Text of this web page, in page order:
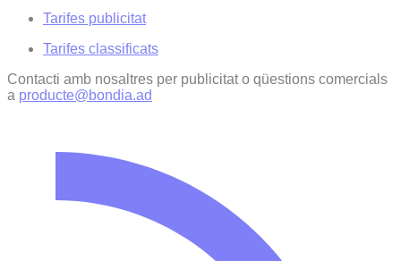
Tarifes publicitat
Tarifes classificats
Contacti amb nosaltres per publicitat o qüestions comercials
a producte@bondia.ad